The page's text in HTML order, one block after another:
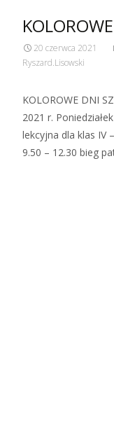
20 czerwca 2021
Ryszard.Lisowski
KOLOROWE DNI
2021 r.
lekcyjna dla klas IV
9.50 – 12.30 bieg